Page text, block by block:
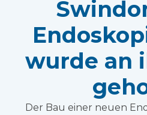
wurde an
Der Bau einer neuen